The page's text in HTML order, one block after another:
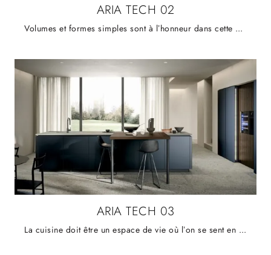
ARIA TECH 02
Volumes et formes simples sont à l’honneur dans cette composition épurée, fonctionnelle et compacte dont les couleurs et les finitions neutres se ...
ARIA TECH 03
La cuisine doit être un espace de vie où l’on se sent en sécurité. La couleur des portes apporte un sentiment de paix et crée une transparence ...